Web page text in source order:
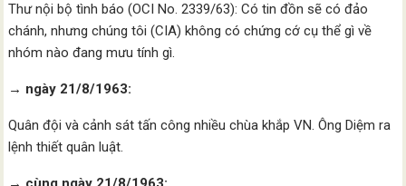
Thư nội bộ tình báo (OCI No. 2339/63): Có tin đồn sẽ có đảo
chánh, nhưng chúng tôi (CIA) không có chứng cớ cụ thể gì về
nhóm nào đang mưu tính gì.
→ ngày 21/8/1963:
Quân đội và cảnh sát tấn công nhiều chùa khắp VN. Ông Diệm ra
lệnh thiết quân luật.